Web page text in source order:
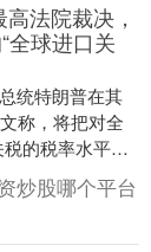
法院裁决，
全球进口关
统特朗普在其
称，将把对全
的税率水平提
，“基于对美国
炒股哪个平台